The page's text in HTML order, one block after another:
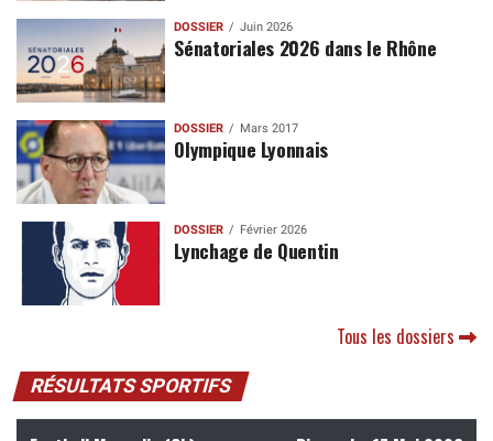
DOSSIER Juin 2026
Sénatoriales 2026 dans le Rhône
DOSSIER Mars 2017
Olympique Lyonnais
DOSSIER Février 2026
Lynchage de Quentin
Tous les dossiers
RÉSULTATS SPORTIFS